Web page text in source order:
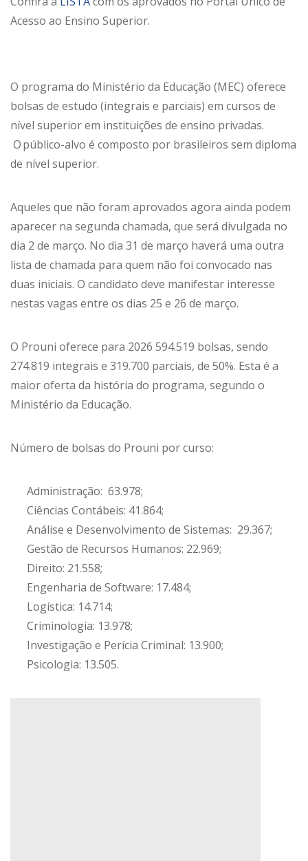
Acesso ao Ensino Superior.
O programa do Ministério da Educação (MEC) oferece
bolsas de estudo (integrais e parciais) em cursos de
nível superior em instituições de ensino privadas.
O público-alvo é composto por brasileiros sem diploma
de nível superior.
Aqueles que não foram aprovados agora ainda podem
aparecer na segunda chamada, que será divulgada no
dia 2 de março. No dia 31 de março haverá uma outra
lista de chamada para quem não foi convocado nas
duas iniciais. O candidato deve manifestar interesse
nestas vagas entre os dias 25 e 26 de março.
O Prouni oferece para 2026 594.519 bolsas, sendo
274.819 integrais e 319.700 parciais, de 50%. Esta é a
maior oferta da história do programa, segundo o
Ministério da Educação.
Número de bolsas do Prouni por curso:
Administração: 63.978;
Ciências Contábeis: 41.864;
Análise e Desenvolvimento de Sistemas: 29.367;
Gestão de Recursos Humanos: 22.969;
Direito: 21.558;
Engenharia de Software: 17.484;
Logística: 14.714;
Criminologia: 13.978;
Investigação e Perícia Criminal: 13.900;
Psicologia: 13.505.